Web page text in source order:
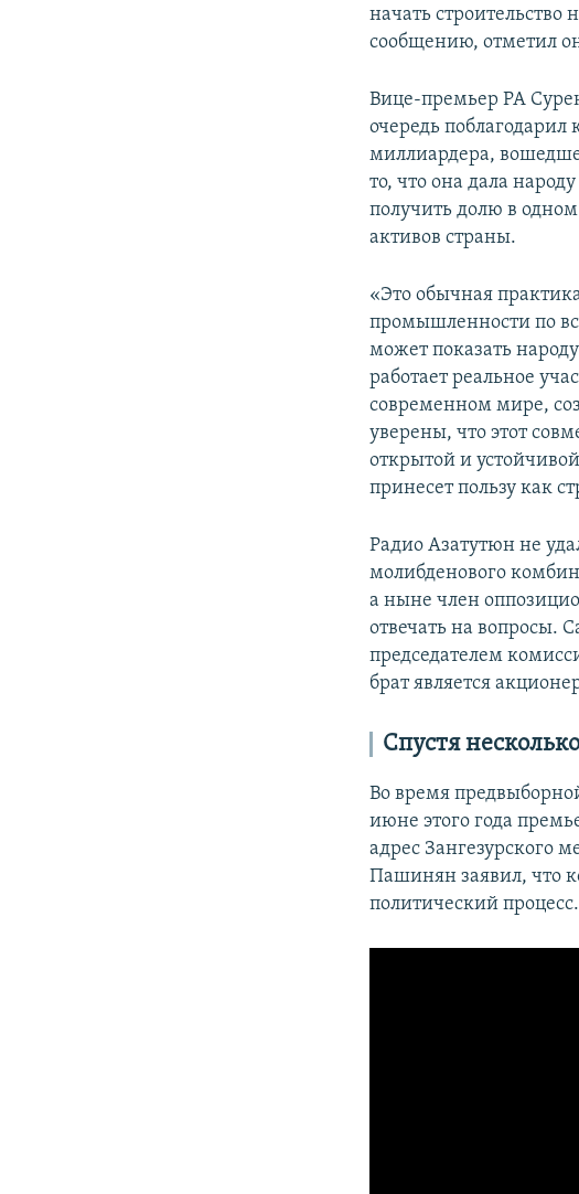
начать строительство
сообщению, отметил
Вице-премьер РА
очередь
миллиардера,
то, что она дала
получить долю в
активов страны.
«Это обычная
промышленности по
может показать
работает реальное
современном мире,
уверены, что этот
открытой и
принесет пользу как
Радио Азатутюн не
молибденового
а ныне член
отвечать на вопросы.
председателем
брат является
Спустя
Во время
июне этого года
адрес Зангезурского
Пашинян заявил, что
политический процесс.